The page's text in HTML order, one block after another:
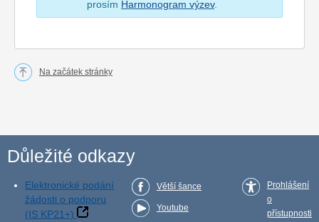
prosím Harmonogram výzev.
Na začátek stránky
Důležité odkazy
Elektronické podání
žádosti o podporu
(IS KP21+)
Větší šance
Youtube
Prohlášení
o
přístupnosti